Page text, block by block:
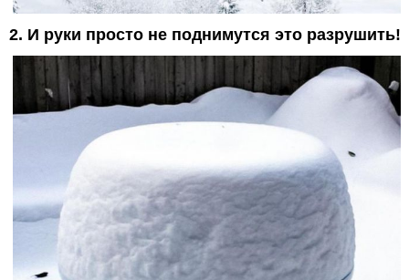
2. И руки просто не поднимутся это разрушить!